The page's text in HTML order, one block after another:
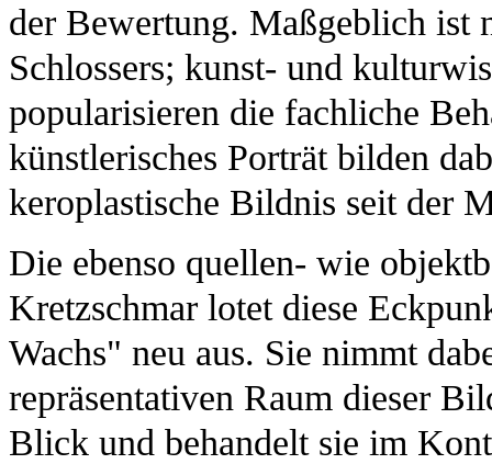
der Bewertung. Maßgeblich ist
Schlossers; kunst- und
popularisieren die fachliche
künstlerisches Porträt bilden
keroplastische Bildnis seit der
Die ebenso quellen- wie
Kretzschmar lotet diese
Wachs" neu aus. Sie nimmt
repräsentativen Raum dieser
Blick und behandelt sie im